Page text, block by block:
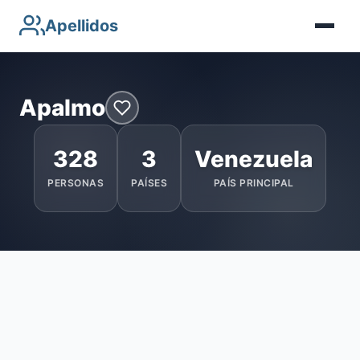
Apellidos
Apalmo
328
PERSONAS
3
PAÍSES
Venezuela
PAÍS PRINCIPAL